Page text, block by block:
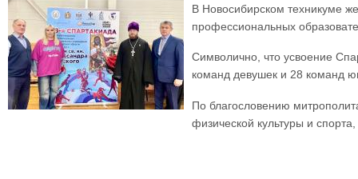
В Новосибирском техникуме
профессиональных
Символично, что усвоение
команд девушек и 28 команд
По благословению
физической культуры и